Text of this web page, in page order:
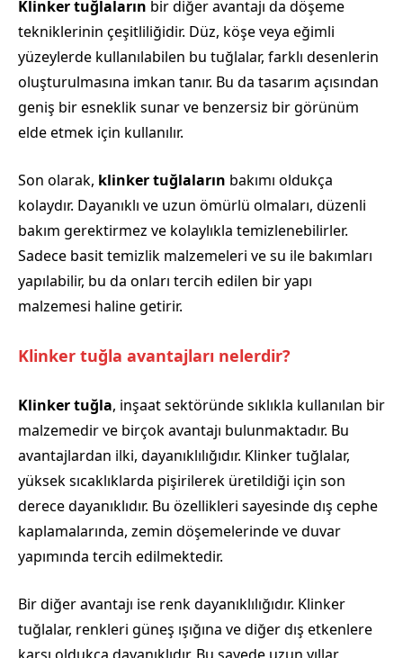
Klinker tuğlaların bir diğer avantajı da döşeme
tekniklerinin çeşitliliğidir. Düz, köşe veya eğimli
yüzeylerde kullanılabilen bu tuğlalar, farklı desenlerin
oluşturulmasına imkan tanır. Bu da tasarım açısından
geniş bir esneklik sunar ve benzersiz bir görünüm
elde etmek için kullanılır.
Son olarak, klinker tuğlaların bakımı oldukça
kolaydır. Dayanıklı ve uzun ömürlü olmaları, düzenli
bakım gerektirmez ve kolaylıkla temizlenebilirler.
Sadece basit temizlik malzemeleri ve su ile bakımları
yapılabilir, bu da onları tercih edilen bir yapı
malzemesi haline getirir.
Klinker tuğla avantajları nelerdir?
Klinker tuğla, inşaat sektöründe sıklıkla kullanılan bir
malzemedir ve birçok avantajı bulunmaktadır. Bu
avantajlardan ilki, dayanıklılığıdır. Klinker tuğlalar,
yüksek sıcaklıklarda pişirilerek üretildiği için son
derece dayanıklıdır. Bu özellikleri sayesinde dış cephe
kaplamalarında, zemin döşemelerinde ve duvar
yapımında tercih edilmektedir.
Bir diğer avantajı ise renk dayanıklılığıdır. Klinker
tuğlalar, renkleri güneş ışığına ve diğer dış etkenlere
karşı oldukça dayanıklıdır. Bu sayede uzun yıllar